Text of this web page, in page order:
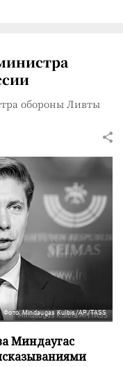
обороны Ливты
Фото: Mindaugas Kulbis/AP/TASS
Миндаугас